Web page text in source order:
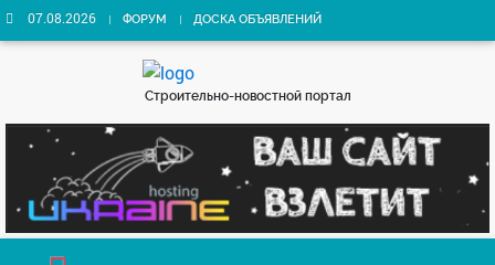
07.08.2026 ФОРУМ ДОСКА ОБЪЯВЛЕНИЙ
Строительно-новостной портал